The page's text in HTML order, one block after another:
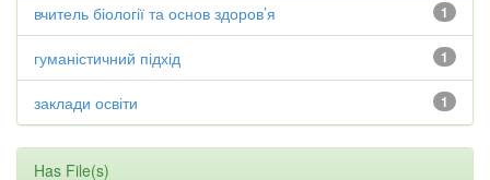
1
вчитель біології та основ здоров’я
1
гуманістичний підхід
1
заклади освіти
Has File(s)